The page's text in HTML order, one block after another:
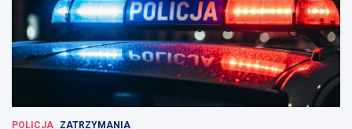
POLICJA ZATRZYMANIA